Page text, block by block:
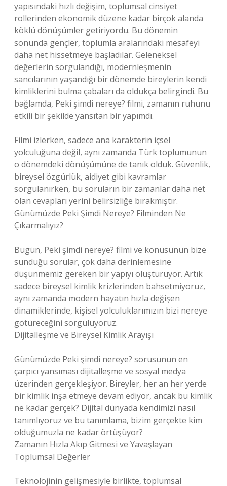
yapısındaki hızlı değişim, toplumsal cinsiyet
rollerinden ekonomik düzene kadar birçok alanda
köklü dönüşümler getiriyordu. Bu dönemin
sonunda gençler, toplumla aralarındaki mesafeyi
daha net hissetmeye başladılar. Geleneksel
değerlerin sorgulandığı, modernleşmenin
sancılarının yaşandığı bir dönemde bireylerin kendi
kimliklerini bulma çabaları da oldukça belirgindi. Bu
bağlamda, Peki şimdi nereye? filmi, zamanın ruhunu
etkili bir şekilde yansıtan bir yapımdı.
Filmi izlerken, sadece ana karakterin içsel
yolculuğuna değil, aynı zamanda Türk toplumunun
o dönemdeki dönüşümüne de tanık olduk. Güvenlik,
bireysel özgürlük, aidiyet gibi kavramlar
sorgulanırken, bu soruların bir zamanlar daha net
olan cevapları yerini belirsizliğe bırakmıştır.
Günümüzde Peki Şimdi Nereye? Filminden Ne
Çıkarmalıyız?
Bugün, Peki şimdi nereye? filmi ve konusunun bize
sunduğu sorular, çok daha derinlemesine
düşünmemiz gereken bir yapıyı oluşturuyor. Artık
sadece bireysel kimlik krizlerinden bahsetmiyoruz,
aynı zamanda modern hayatın hızla değişen
dinamiklerinde, kişisel yolculuklarımızın bizi nereye
götüreceğini sorguluyoruz.
Dijitalleşme ve Bireysel Kimlik Arayışı
Günümüzde Peki şimdi nereye? sorusunun en
çarpıcı yansıması dijitalleşme ve sosyal medya
üzerinden gerçekleşiyor. Bireyler, her an her yerde
bir kimlik inşa etmeye devam ediyor, ancak bu kimlik
ne kadar gerçek? Dijital dünyada kendimizi nasıl
tanımlıyoruz ve bu tanımlama, bizim gerçekte kim
olduğumuzla ne kadar örtüşüyor?
Zamanın Hızla Akıp Gitmesi ve Yavaşlayan
Toplumsal Değerler
Teknolojinin gelişmesiyle birlikte, toplumsal